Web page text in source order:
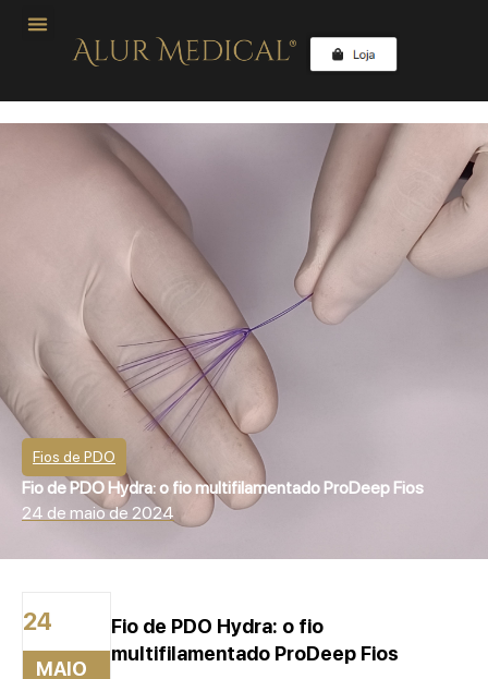
Fios de PDO
Fio de PDO Hydra: o fio multifilamentado ProDeep Fios
24 de maio de 2024
24
MAIO
Fio de PDO Hydra: o fio
multifilamentado ProDeep Fios